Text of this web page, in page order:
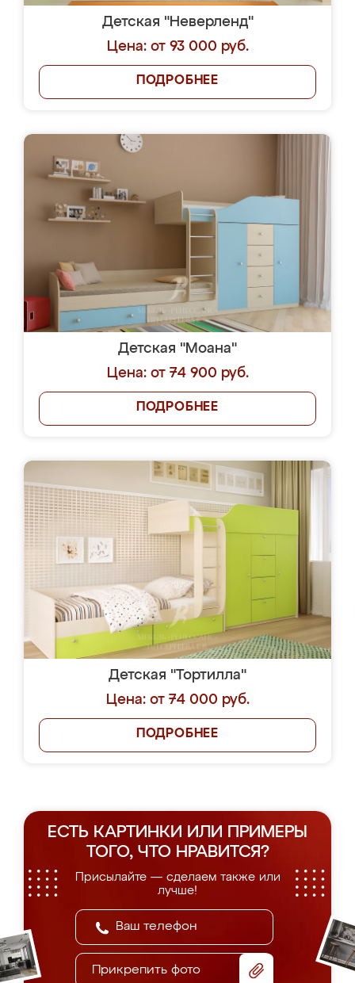
Детская "Неверленд"
Цена: от 93 000 руб.
ПОДРОБНЕЕ
Детская "Моана"
Цена: от 74 900 руб.
ПОДРОБНЕЕ
Детская "Тортилла"
Цена: от 74 000 руб.
ПОДРОБНЕЕ
ЕСТЬ КАРТИНКИ ИЛИ ПРИМЕРЫ
ТОГО, ЧТО НРАВИТСЯ?
Присылайте — сделаем также или
лучше!
Прикрепить фото